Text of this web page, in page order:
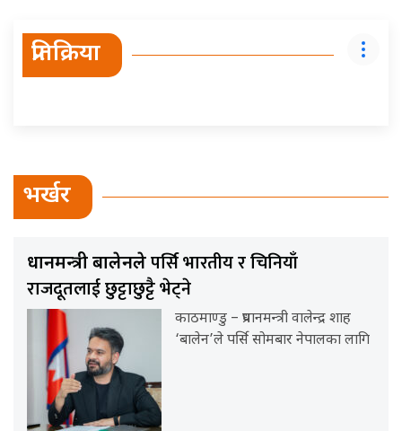
प्रतिक्रिया
भर्खर
प्रधानमन्त्री बालेनलेपर्सि भारतीय र चिनियाँ
राजदूतलाई छुट्टाछुट्टै भेट्ने
काठमाण्डु – प्रधानमन्त्री वालेन्द्र शाह
‘बालेन’ले पर्सि सोमबार नेपालका लागि